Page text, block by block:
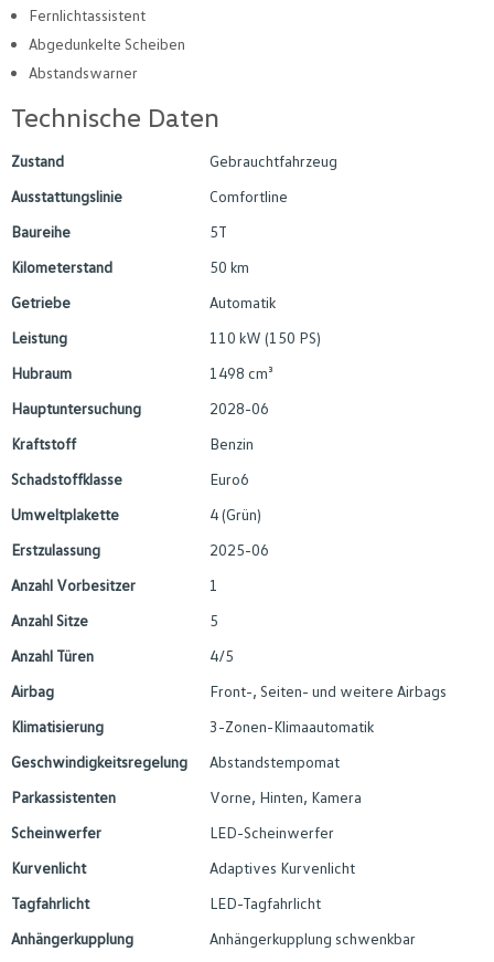
Fernlichtassistent
Abgedunkelte Scheiben
Abstandswarner
Technische Daten
Zustand
Gebrauchtfahrzeug
Ausstattungslinie
Comfortline
Baureihe
5T
Kilometerstand
50 km
Getriebe
Automatik
Leistung
110 kW (150 PS)
Hubraum
1498 cm³
Hauptuntersuchung
2028-06
Kraftstoff
Benzin
Schadstoffklasse
Euro6
Umweltplakette
4 (Grün)
Erstzulassung
2025-06
Anzahl Vorbesitzer
1
Anzahl Sitze
5
Anzahl Türen
4/5
Airbag
Front-, Seiten- und weitere Airbags
Klimatisierung
3-Zonen-Klimaautomatik
Geschwindigkeitsregelung
Abstandstempomat
Parkassistenten
Vorne, Hinten, Kamera
Scheinwerfer
LED-Scheinwerfer
Kurvenlicht
Adaptives Kurvenlicht
Tagfahrlicht
LED-Tagfahrlicht
Anhängerkupplung
Anhängerkupplung schwenkbar